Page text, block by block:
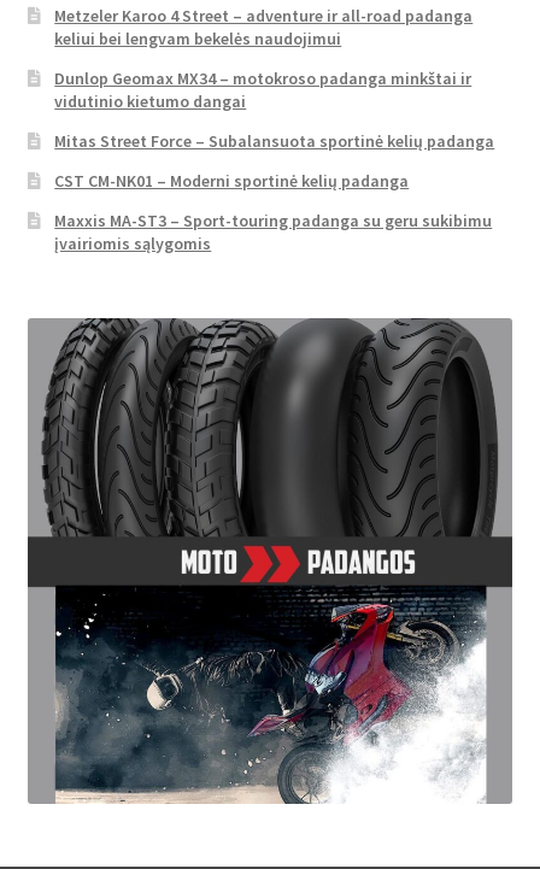
Metzeler Karoo 4 Street – adventure ir all-road padanga
keliui bei lengvam bekelės naudojimui
Dunlop Geomax MX34 – motokroso padanga minkštai ir
vidutinio kietumo dangai
Mitas Street Force – Subalansuota sportinė kelių padanga
CST CM-NK01 – Moderni sportinė kelių padanga
Maxxis MA-ST3 – Sport-touring padanga su geru sukibimu
įvairiomis sąlygomis